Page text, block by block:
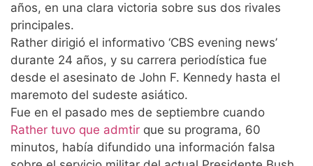
años, en una clara victoria sobre sus dos rivales
principales.
Rather dirigió el informativo ‘CBS evening news’
durante 24 años, y su carrera periodística fue
desde el asesinato de John F. Kennedy hasta el
maremoto del sudeste asiático.
Fue en el pasado mes de septiembre cuando
Rather tuvo que admtir que su programa, 60
minutos, había difundido una información falsa